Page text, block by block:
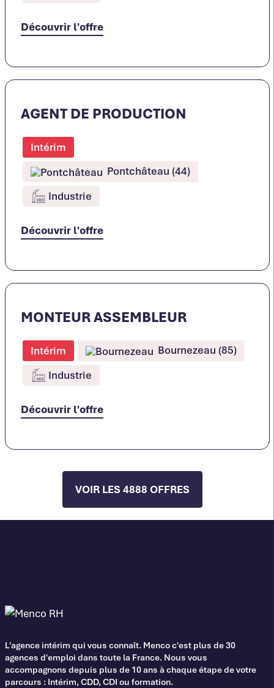
Découvrir l'offre
AGENT DE PRODUCTION
Intérim
Pontchâteau (44)
Industrie
Découvrir l'offre
MONTEUR ASSEMBLEUR
Intérim
Bournezeau (85)
Industrie
Découvrir l'offre
VOIR LES 4888 OFFRES
L'agence intérim qui vous connaît. Menco c'est plus de 30
agences d'emploi dans toute la France. Nous vous
accompagnons depuis plus de 10 ans à chaque étape de votre
parcours : Intérim, CDD, CDI ou formation.